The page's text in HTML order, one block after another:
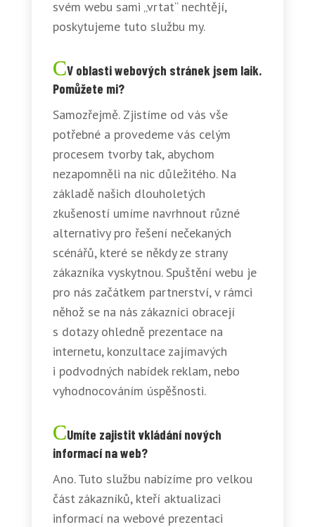
svém webu sami „vrtat“ nechtějí,
poskytujeme tuto službu my.
V oblasti webových stránek jsem laik.
Pomůžete mi?
Samozřejmě. Zjistíme od vás vše
potřebné a provedeme vás celým
procesem tvorby tak, abychom
nezapomněli na nic důležitého. Na
základě našich dlouholetých
zkušeností umíme navrhnout různé
alternativy pro řešení nečekaných
scénářů, které se někdy ze strany
zákazníka vyskytnou. Spuštění webu je
pro nás začátkem partnerství, v rámci
něhož se na nás zákazníci obracejí
s dotazy ohledně prezentace na
internetu, konzultace zajímavých
i podvodných nabídek reklam, nebo
vyhodnocováním úspěšnosti.
Umíte zajistit vkládání nových
informací na web?
Ano. Tuto službu nabízíme pro velkou
část zákazníků, kteří aktualizaci
informací na webové prezentaci